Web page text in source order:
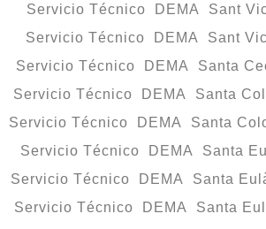
Servicio Técnico DEMA Sant
Servicio Técnico DEMA Sant
Servicio Técnico DEMA Santa
Servicio Técnico DEMA Santa
Servicio Técnico DEMA Santa
Servicio Técnico DEMA Santa
Servicio Técnico DEMA Santa
Servicio Técnico DEMA Santa